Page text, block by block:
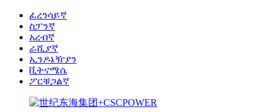
ፈረንሳይኛ
ስፓንኛ
አረብኛ
ራሺያኛ
ኢንዶኔዥያን
ቪትናሜሴ
ፖርቹጋልኛ